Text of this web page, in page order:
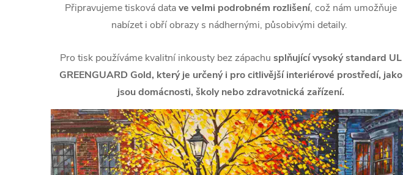
Připravujeme tisková datave velmi podrobném rozlišení, což nám umožňuje
nabízet i obří obrazy s nádhernými, působivými detaily.
Pro tisk používáme kvalitní inkousty bez zápachu splňující vysoký standard UL
GREENGUARD Gold, který je určený i pro citlivější interiérové prostředí, jako
jsou domácnosti, školy nebo zdravotnická zařízení.